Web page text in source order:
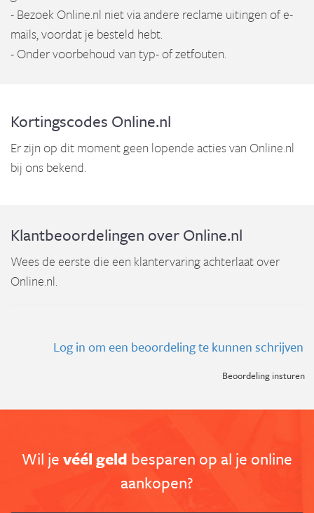
- Bezoek Online.nl niet via andere reclame uitingen of e-
mails, voordat je besteld hebt.
- Onder voorbehoud van typ- of zetfouten.
Kortingscodes Online.nl
Er zijn op dit moment geen lopende acties van Online.nl
bij ons bekend.
Klantbeoordelingen over Online.nl
Wees de eerste die een klantervaring achterlaat over
Online.nl.
Log in om een beoordeling te kunnen schrijven
Beoordeling insturen
Wil jevéél geld besparen op al je online
aankopen?